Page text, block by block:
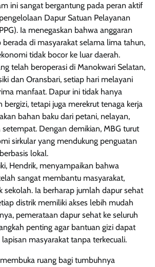
ini sangat bergantung pada peran aktif
Dapur Satuan Pelayanan
Ia menegaskan bahwa anggaran
di masyarakat selama lima tahun,
tidak bocor ke luar daerah.
telah beroperasi di Manokwari Selatan,
dan Oransbari, setiap hari melayani
manfaat. Dapur ini tidak hanya
tetapi juga merekrut tenaga kerja
bahan baku dari petani, nelayan,
Dengan demikian, MBG turut
sirkular yang mendukung penguatan
lokal.
Hendrik, menyampaikan bahwa
sangat membantu masyarakat,
sekolah. Ia berharap jumlah dapur sehat
distrik memiliki akses lebih mudah
pemerataan dapur sehat ke seluruh
penting agar bantuan gizi dapat
masyarakat tanpa terkecuali.
ruang bagi tumbuhnya